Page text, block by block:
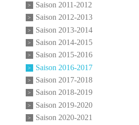
Saison 2011-2012
Saison 2012-2013
Saison 2013-2014
Saison 2014-2015
Saison 2015-2016
Saison 2016-2017
Saison 2017-2018
Saison 2018-2019
Saison 2019-2020
Saison 2020-2021